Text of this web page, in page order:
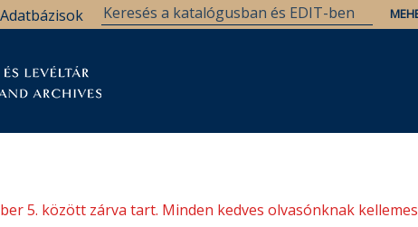
Adatbázisok
5. között zárva tart. Minden kedves olvasónknak